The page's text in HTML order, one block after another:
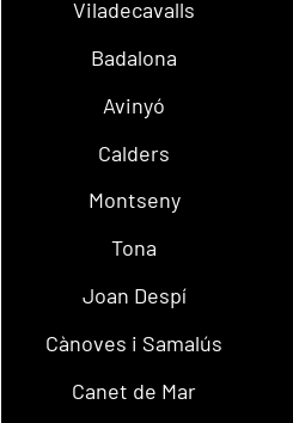
Viladecavalls
Badalona
Avinyó
Calders
Montseny
Tona
Joan Despí
Cànoves i Samalús
Canet de Mar